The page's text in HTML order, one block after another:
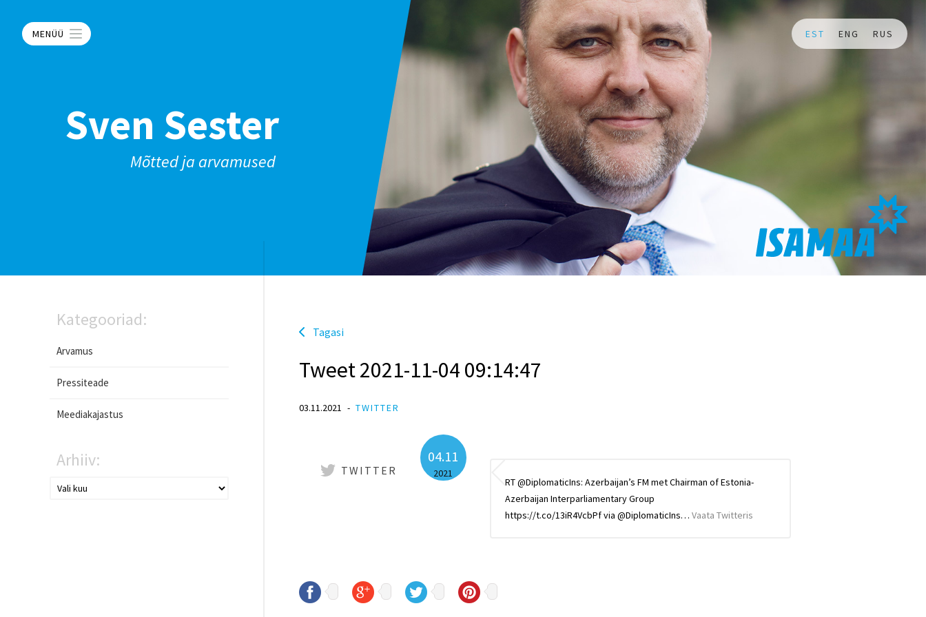
MENÜÜ EST ENG RUS
Sven Sester
Mõtted ja arvamused
Kategooriad:
Arvamus
Pressiteade
Meediakajastus
Arhiiv:
Tagasi
Tweet 2021-11-04 09:14:47
03.11.2021 TWITTER
TWITTER
04.11
2021
RT @DiplomaticIns: Azerbaijan’s FM met Chairman of Estonia-
Azerbaijan Interparliamentary Group
https://t.co/13iR4VcbPf via @DiplomaticIns… Vaata Twitteris